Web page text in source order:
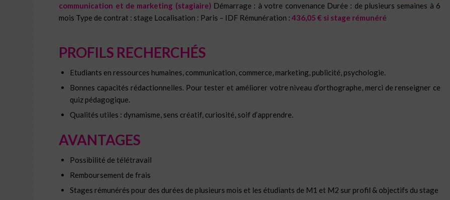
communication et de marketing (stagiaire) Démarrage : à votre convenance Durée : de plusieurs semaines à 6
mois Type de contrat : stage Localisation : Paris – IDF Rémunération :436,05 € si stage rémunéré
PROFILS RECHERCHÉS
Etudiants en ressources humaines, communication, commerce, marketing, publicité, psychologie.
Bonnes capacités rédactionnelles. Pour tester et améliorer votre niveau d’orthographe, merci de renseigner ce
quiz pédagogique.
Qualités utiles : dynamisme, sens créatif, curiosité, soif d’apprendre.
AVANTAGES
Possibilité de télétravail
Remboursement de frais
Stages rémunérés pour des durées de plusieurs mois et les étudiants de M1 et M2 sur profil & objectifs du stage